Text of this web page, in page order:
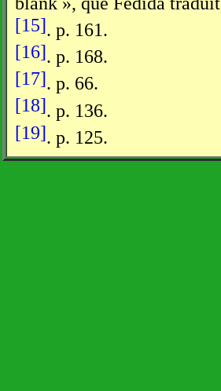
[15]. p. 161.
[16]. p. 168.
[17]. p. 66.
[18]. p. 136.
[19]. p. 125.